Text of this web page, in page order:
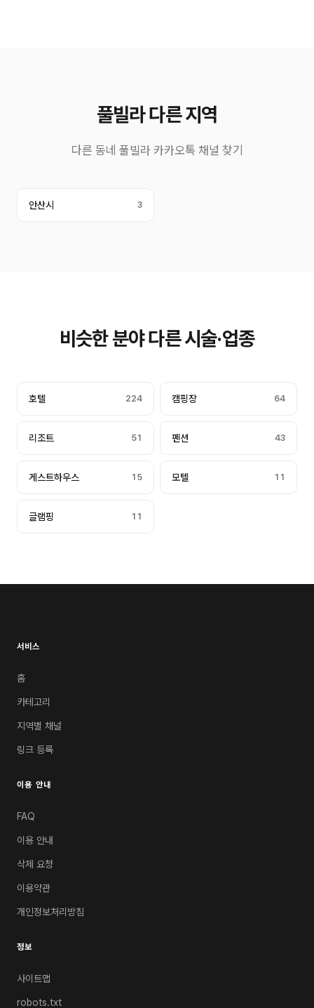
풀빌라 다른 지역
다른 동네 풀빌라 카카오톡 채널 찾기
안산시 3
비슷한 분야 다른 시술·업종
호텔 224 캠핑장 64
리조트 51 펜션 43
게스트하우스 15 모텔 11
글램핑 11
서비스
홈
카테고리
지역별 채널
링크 등록
이용 안내
FAQ
이용 안내
삭제 요청
이용약관
개인정보처리방침
정보
사이트맵
robots.txt